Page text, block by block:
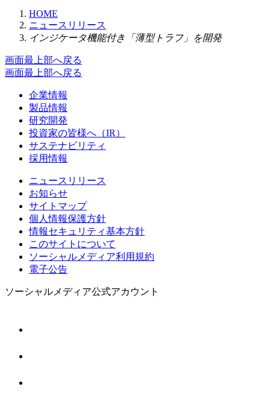
HOME
ニュースリリース
インジケータ機能付き「薄型トラフ」を開発
画面最上部へ戻る
画面最上部へ戻る
企業情報
製品情報
研究開発
投資家の皆様へ（IR）
サステナビリティ
採用情報
ニュースリリース
お知らせ
サイトマップ
個人情報保護方針
情報セキュリティ基本方針
このサイトについて
ソーシャルメディア利用規約
電子公告
ソーシャルメディア公式アカウント